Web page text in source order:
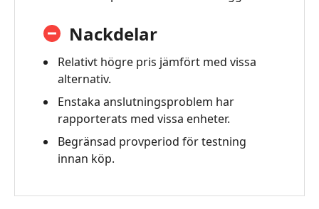
Nackdelar
Relativt högre pris jämfört med vissa
alternativ.
Enstaka anslutningsproblem har
rapporterats med vissa enheter.
Begränsad provperiod för testning
innan köp.